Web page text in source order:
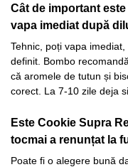
Cât de important
vapa imediat după
Tehnic, poți vapa
definit. Bombo
că aromele de tutun și
corect. La 7-10 zile deja
Este Cookie Supra
tocmai a renunțat la
Poate fi o alegere bună